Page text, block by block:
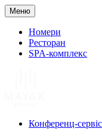
Меню
Номери
Ресторан
SPA-комплекс
Конференц-сервіс